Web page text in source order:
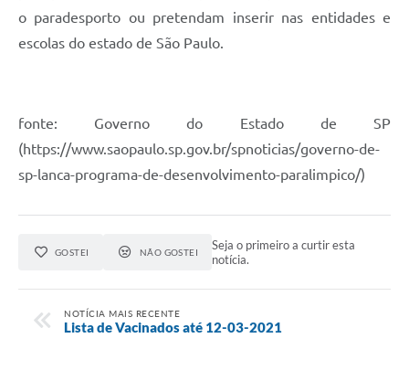
o paradesporto ou pretendam inserir nas entidades e
escolas do estado de São Paulo.
fonte: Governo do Estado de SP
(https://www.saopaulo.sp.gov.br/spnoticias/governo-de-
sp-lanca-programa-de-desenvolvimento-paralimpico/)
GOSTEI NÃO GOSTEI
Seja o primeiro a curtir esta
notícia.
NOTÍCIA MAIS RECENTE
Lista de Vacinados até 12-03-2021